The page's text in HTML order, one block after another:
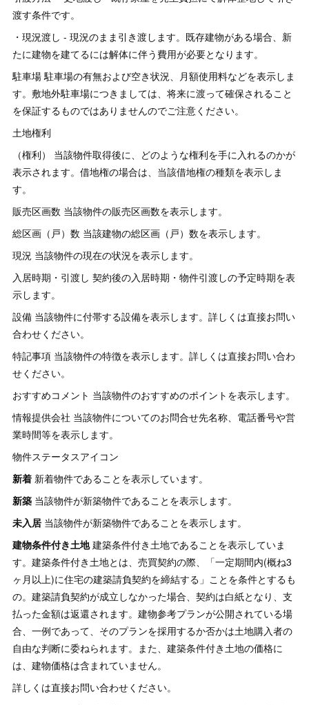
渡す条件です。
・現況渡し - 現況のまま引き渡します。既存建物がある場合、新
たに建物を建てるには解体に伴う費用が必要となります。
駐車場 駐車場の有無および空き状況、月額使用料などを表示しま
す。敷地外駐車場につきましては、将来に渡って確保されること
を保証するものではありませんのでご注意ください。
土地権利
（権利） 当該物件取得後に、どのような権利を手に入れるのかが
表示されます。借地権の場合は、当該借地権の種類を表示しま
す。
販売区画数 当該物件の販売区画数を表示します。
総区画（戸）数 当該建物の総区画（戸）数を表示します。
現況 当該物件の現在の状況を表示します。
入居時期・引渡し 契約後の入居時期・物件引渡しの予定時期を表
示します。
設備 当該物件に付帯する設備を表示します。詳しくは直接お問い
合わせください。
特記事項 当該物件の特徴を表示します。詳しくは直接お問い合わ
せください。
おすすめコメント 当該物件のおすすめのポイントを表示します。
情報提供会社 当該物件についてのお問合せ先名称、電話番号や営
業時間等を表示します。
物件ステータスアイコン
新着 新着物件であることを表示しています。
新築 当該物件が新築物件であることを表示します。
未入居 当該物件が新築物件であることを表示します。
建物条件付き土地建築条件付き土地であることを表示していま
す。建築条件付き土地とは、売買契約の際、「一定期間内(概ね3
ヶ月以上)に住宅の建築請負契約を締結する」ことを条件とするも
の。建築請負契約が成立しなかった場合、契約は白紙となり、支
払った金額は返還されます。建物参考プランが公開されている場
合、一例であって、そのプランを採用するか否かは土地購入者の
自由な判断に委ねられます。また、建築条件付き土地の価格に
は、建物価格は含まれていません。
詳しくは直接お問い合わせください。